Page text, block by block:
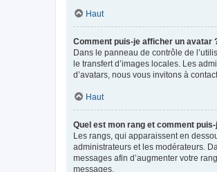
Haut
Comment puis-je afficher un avatar
Dans le panneau de contrôle de
le transfert d’images locales. Les
d’avatars, nous vous invitons à
Haut
Quel est mon rang et comment
Les rangs, qui apparaissent en
administrateurs et les modérateurs.
messages afin d’augmenter votre
messages.